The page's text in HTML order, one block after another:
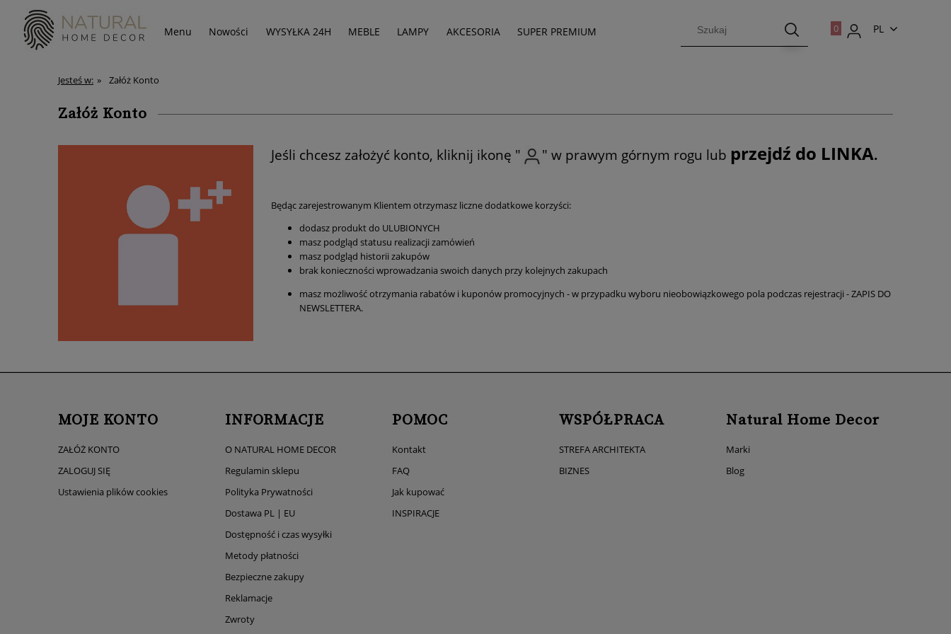
Menu Nowości WYSYŁKA 24H MEBLE LAMPY AKCESORIA SUPER PREMIUM
PL
Jesteś w: » Załóż Konto
Załóż Konto
Jeśli chcesz założyć konto, kliknij ikonę " " w prawym górnym rogu lub przejdź do LINKA.
Będąc zarejestrowanym Klientem otrzymasz liczne dodatkowe korzyści:
dodasz produkt do ULUBIONYCH
masz podgląd statusu realizacji zamówień
masz podgląd historii zakupów
brak konieczności wprowadzania swoich danych przy kolejnych zakupach
masz możliwość otrzymania rabatów i kuponów promocyjnych - w przypadku wyboru nieobowiązkowego pola podczas rejestracji - ZAPIS DO
NEWSLETTERA.
MOJE KONTO
ZAŁÓŻ KONTO
ZALOGUJ SIĘ
Ustawienia plików cookies
INFORMACJE
O NATURAL HOME DECOR
Regulamin sklepu
Polityka Prywatności
Dostawa PL | EU
Dostępność i czas wysyłki
Metody płatności
Bezpieczne zakupy
Reklamacje
Zwroty
POMOC
Kontakt
FAQ
Jak kupować
INSPIRACJE
WSPÓŁPRACA
STREFA ARCHITEKTA
BIZNES
Natural Home Decor
Marki
Blog